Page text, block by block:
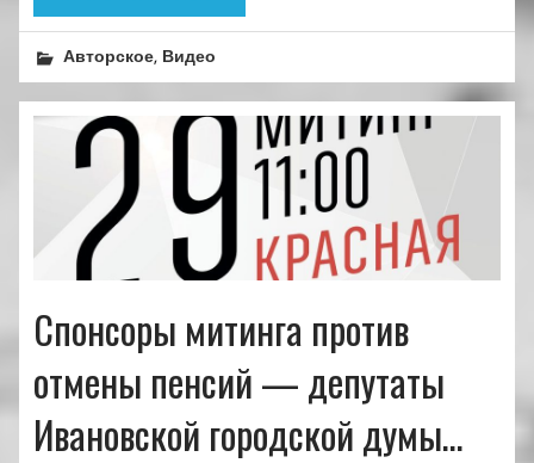
Авторское, Видео
Спонсоры митинга против
отмены пенсий — депутаты
Ивановской городской думы…